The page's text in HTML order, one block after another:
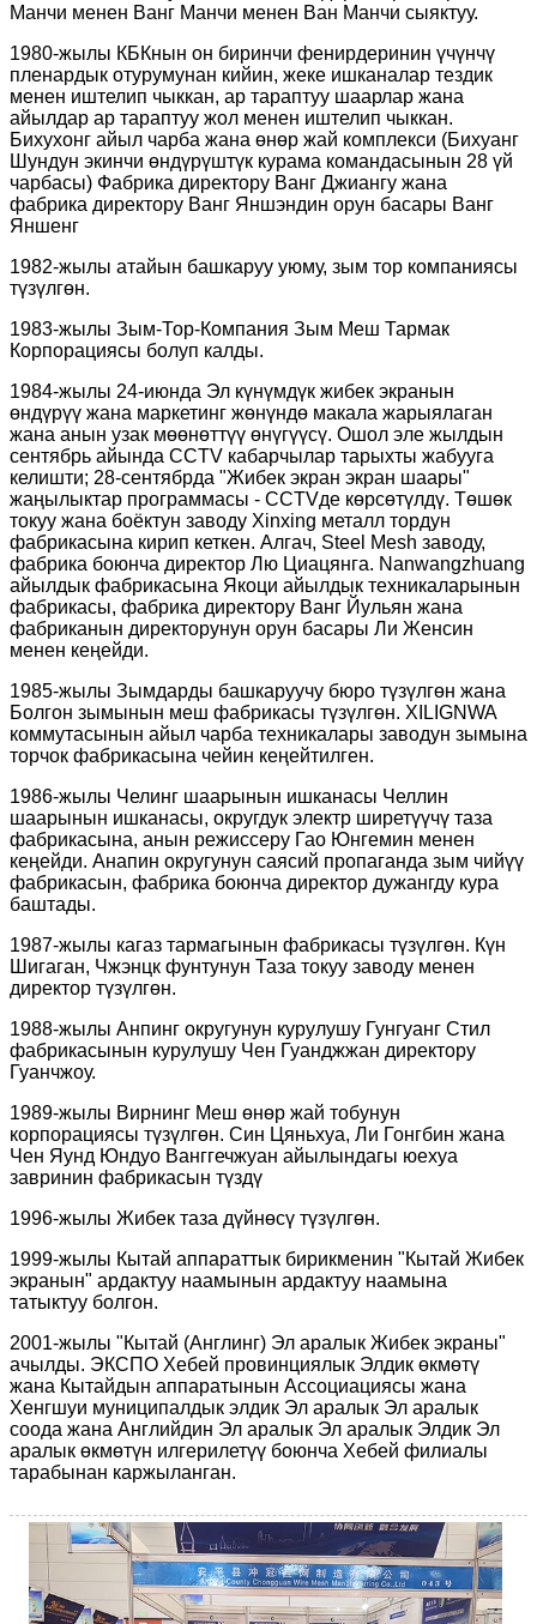
Манчи менен Ванг Манчи менен Ван Манчи сыяктуу.
1980-жылы КБКнын он биринчи фенирдеринин үчүнчү
пленардык отурумунан кийин, жеке ишканалар тездик
менен иштелип чыккан, ар тараптуу шаарлар жана
айылдар ар тараптуу жол менен иштелип чыккан.
Бихухонг айыл чарба жана өнөр жай комплекси (Бихуанг
Шундун экинчи өндүрүштүк курама командасынын 28 үй
чарбасы) Фабрика директору Ванг Джиангу жана
фабрика директору Ванг Яншэндин орун басары Ванг
Яншенг
1982-жылы атайын башкаруу уюму, зым тор компаниясы
түзүлгөн.
1983-жылы Зым-Тор-Компания Зым Меш Тармак
Корпорациясы болуп калды.
1984-жылы 24-июнда Эл күнүмдүк жибек экранын
өндүрүү жана маркетинг жөнүндө макала жарыялаган
жана анын узак мөөнөттүү өнүгүүсү. Ошол эле жылдын
сентябрь айында CCTV кабарчылар тарыхты жабууга
келишти; 28-сентябрда "Жибек экран экран шаары"
жаңылыктар программасы - CCTVде көрсөтүлдү. Төшөк
токуу жана боёктун заводу Xinxing металл тордун
фабрикасына кирип кеткен. Алгач, Steel Mesh заводу,
фабрика боюнча директор Лю Циацянга. Nanwangzhuang
айылдык фабрикасына Якоци айылдык техникаларынын
фабрикасы, фабрика директору Ванг Йульян жана
фабриканын директорунун орун басары Ли Женсин
менен кеңейди.
1985-жылы Зымдарды башкаруучу бюро түзүлгөн жана
Болгон зымынын меш фабрикасы түзүлгөн. XILIGNWA
коммутасынын айыл чарба техникалары заводун зымына
торчок фабрикасына чейин кеңейтилген.
1986-жылы Челинг шаарынын ишканасы Челлин
шаарынын ишканасы, округдук электр ширетүүчү таза
фабрикасына, анын режиссеру Гао Юнгемин менен
кеңейди. Анапин округунун саясий пропаганда зым чийүү
фабрикасын, фабрика боюнча директор дужангду кура
баштады.
1987-жылы кагаз тармагынын фабрикасы түзүлгөн. Күн
Шигаган, Чжэнцк фунтунун Таза токуу заводу менен
директор түзүлгөн.
1988-жылы Анпинг округунун курулушу Гунгуанг Стил
фабрикасынын курулушу Чен Гуанджжан директору
Гуанчжоу.
1989-жылы Вирнинг Меш өнөр жай тобунун
корпорациясы түзүлгөн. Син Цяньхуа, Ли Гонгбин жана
Чен Яунд Юндуо Ванггечжуан айылындагы юехуа
завринин фабрикасын түздү
1996-жылы Жибек таза дүйнөсү түзүлгөн.
1999-жылы Кытай аппараттык бирикменин "Кытай Жибек
экранын" ардактуу наамынын ардактуу наамына
татыктуу болгон.
2001-жылы "Кытай (Англинг) Эл аралык Жибек экраны"
ачылды. ЭКСПО Хебей провинциялык Элдик өкмөтү
жана Кытайдын аппаратынын Ассоциациясы жана
Хенгшуи муниципалдык элдик Эл аралык Эл аралык
соода жана Английдин Эл аралык Эл аралык Элдик Эл
аралык өкмөтүн илгерилетүү боюнча Хебей филиалы
тарабынан каржыланган.